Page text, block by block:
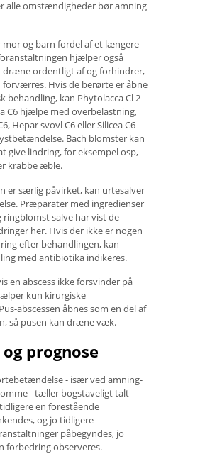
alle omstændigheder bør amning
mor og barn fordel af et længere
hjælper også
ordentligt af og forhindrer,
Hvis de berørte er åbne
behandling, kan Phytolacca Cl 2
C6 hjælpe med overbelastning,
Hepar svovl C6 eller Silicea C6
Bach blomster kan
give lindring, for eksempel osp,
krabbe æble.
er særlig påvirket, kan urtesalver
Præparater med ingredienser
ringblomst salve har vist de
her. Hvis der ikke er nogen
efter behandlingen, kan
med antibiotika indikeres.
en abscess ikke forsvinder på
kun kirurgiske
abscessen åbnes som en del af
så pusen kan dræne væk.
prognose
- især ved amning-
- tæller bogstaveligt talt
en forestående
og jo tidligere
påbegyndes, jo
forbedring observeres.